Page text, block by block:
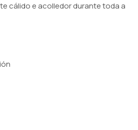
cálido e acolledor durante toda a